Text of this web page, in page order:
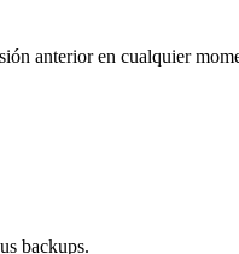
anterior en cualquier
backups.